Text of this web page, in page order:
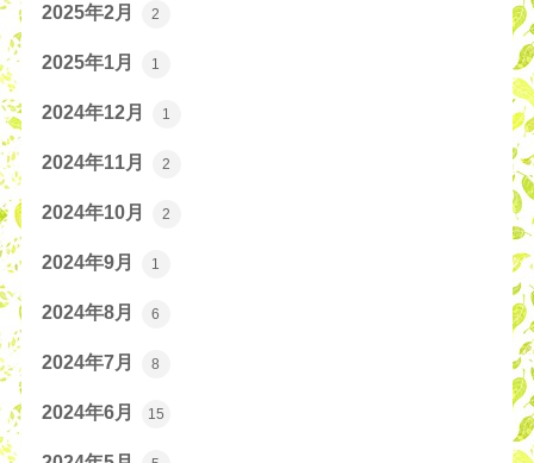
2025年2月 2
2025年1月 1
2024年12月 1
2024年11月 2
2024年10月 2
2024年9月 1
2024年8月 6
2024年7月 8
2024年6月 15